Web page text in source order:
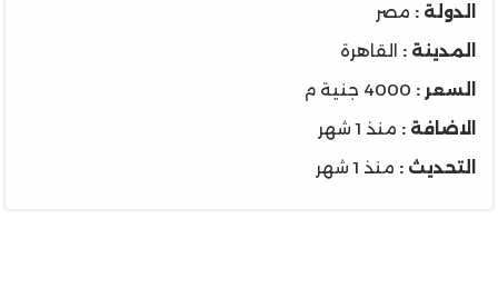
الدولة : مصر
المدينة : القاهرة
السعر : 4000 جنية م
الاضافة : منذ 1 شهر
التحديث : منذ 1 شهر